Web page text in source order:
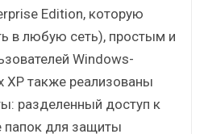
Edition, которую
в любую сеть), простым и
Windows-
XP также реализованы
разделенный доступ к
папок для защиты